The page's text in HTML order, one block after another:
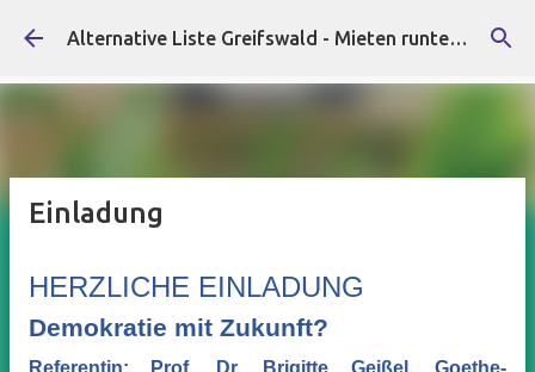
Direkt zum Hauptbereich Alternative Liste Greifswald - Mieten runter, Faschist*innen raus!
Einladung
HERZLICHE EINLADUNG
Demokratie mit Zukunft?
Referentin: Prof. Dr. Brigitte Geißel, Goethe-